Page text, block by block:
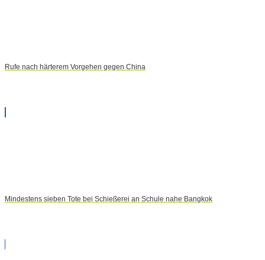
Rufe nach härterem Vorgehen gegen China
Mindestens sieben Tote bei Schießerei an Schule nahe Bangkok